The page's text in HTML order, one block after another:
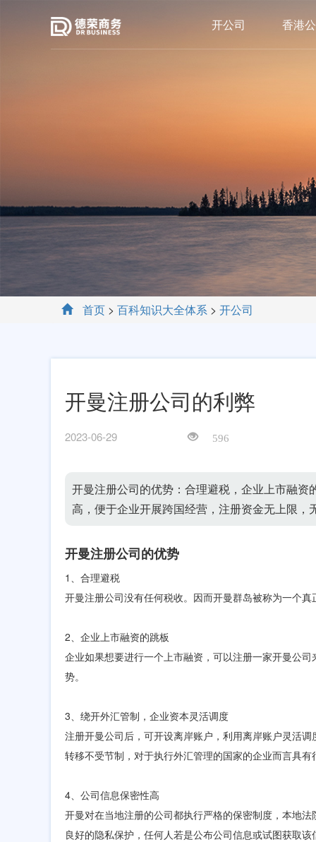
开公司 香港
首页 > 百科知识大全体系 > 开公司
开曼注册公司的利弊
2023-06-29 596
开曼注册公司的优势：合理避税，企业上市融
高，便于企业开展跨国经营，注册资金无上限
开曼注册公司的优势
1、合理避税
开曼注册公司没有任何税收。因而开曼群岛被称为一个
2、企业上市融资的跳板
企业如果想要进行一个上市融资，可以注册一家开曼公
势。
3、绕开外汇管制，企业资本灵活调度
注册开曼公司后，可开设离岸账户，利用离岸账户灵活
转移不受节制，对于执行外汇管理的国家的企业而言具有
4、公司信息保密性高
开曼对在当地注册的公司都执行严格的保密制度，本地
良好的隐私保护，任何人若是公布公司信息或试图获取